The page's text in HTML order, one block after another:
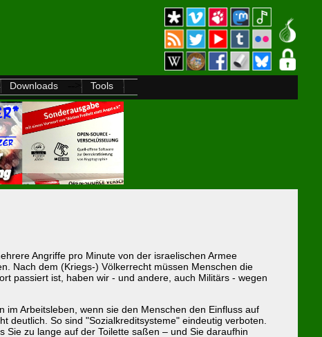
Downloads Tools
Angriffe pro Minute von der israelischen Armee
Nach dem (Kriegs-) Völkerrecht müssen Menschen die
passiert ist, haben wir - und andere, auch Militärs - wegen
Arbeitsleben, wenn sie den Menschen den Einfluss auf
deutlich. So sind "Sozialkreditsysteme" eindeutig verboten.
zu lange auf der Toilette saßen – und Sie daraufhin